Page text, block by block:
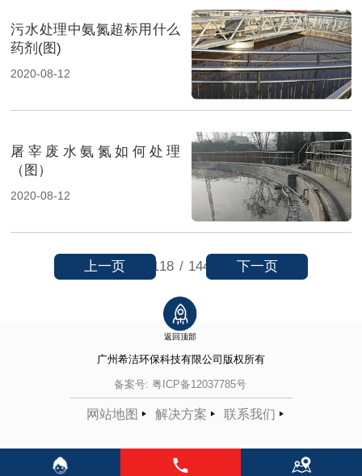
污水处理中氨氮超标用什么
药剂(图)
2020-08-12
屠宰废水氨氮如何处理
（图）
2020-08-12
118 / 144
上一页 下一页
返回顶部
广州希洁环保科技有限公司 版权所有
备案号: 粤ICP备12037785号
网站地图 解决方案 联系我们